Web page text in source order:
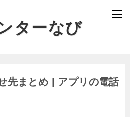
ターなび
先まとめ | アプリの電話